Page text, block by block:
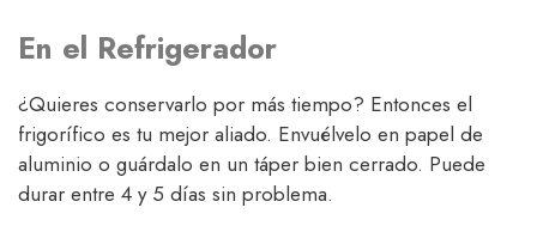
En el Refrigerador
¿Quieres conservarlo por más tiempo? Entonces el
frigorífico es tu mejor aliado. Envuélvelo en papel de
aluminio o guárdalo en un táper bien cerrado. Puede
durar entre 4 y 5 días sin problema.